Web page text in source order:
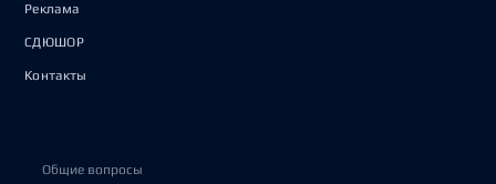
Реклама
СДЮШОР
Контакты
Общие вопросы